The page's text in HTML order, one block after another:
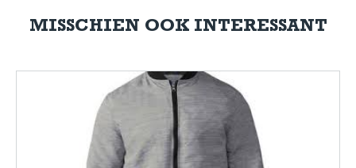
MISSCHIEN OOK INTERESSANT